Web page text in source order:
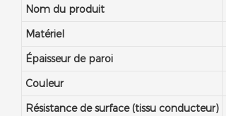
Nom du produit
Matériel
Épaisseur de paroi
Couleur
Résistance de surface (tissu conducteur)